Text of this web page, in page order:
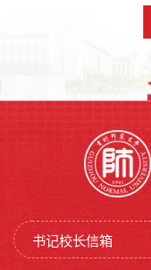
书记校长信箱